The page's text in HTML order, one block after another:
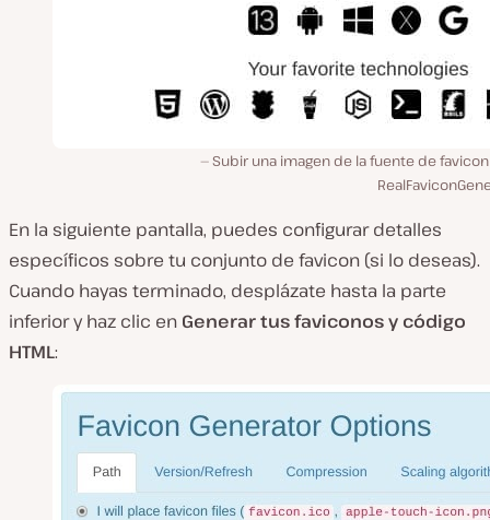
Subir una imagen de la fuente de
En la siguiente pantalla, puedes configurar detalles
específicos sobre tu conjunto de favicon (si lo deseas).
Cuando hayas terminado, desplázate hasta la parte
inferior y haz clic en Generar tus faviconos y código
HTML: